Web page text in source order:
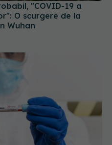
"COVID-19 a
O scurgere de la
Wuhan